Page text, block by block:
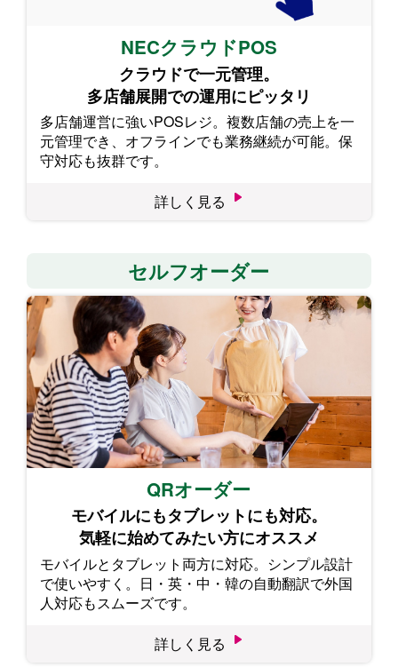
NECクラウドPOS
クラウドで一元管理。
多店舗展開での運用にピッタリ
多店舗運営に強いPOSレジ。複数店舗の売上を一
元管理でき、オフラインでも業務継続が可能。保
守対応も抜群です。
詳しく見る
セルフオーダー
QRオーダー
モバイルにもタブレットにも対応。
気軽に始めてみたい方にオススメ
モバイルとタブレット両方に対応。シンプル設計
で使いやすく。日・英・中・韓の自動翻訳で外国
人対応もスムーズです。
詳しく見る